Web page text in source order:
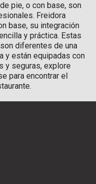
pie, o con base, son
Freidora
base, su integración
y práctica. Estas
diferentes de una
y están equipadas con
y seguras, explore
para encontrar el